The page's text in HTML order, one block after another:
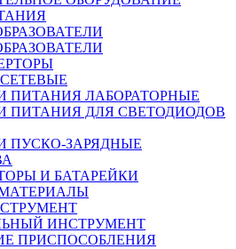
ПИТАНИЯ ЛАБОРАТОРНЫЕ
ПИТАНИЯ ДЛЯ СВЕТОДИОДОВ
ПУСКО-ЗАРЯДНЫЕ
И БАТАРЕЙКИ
ИНСТРУМЕНТ
ПРИСПОСОБЛЕНИЯ